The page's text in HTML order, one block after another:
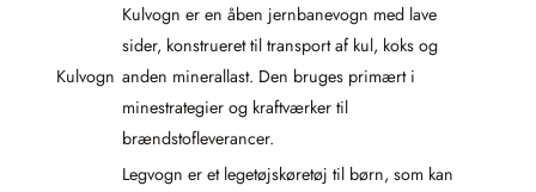
Kulvogn
Kulvogn er en åben jernbanevogn med lave
sider, konstrueret til transport af kul, koks og
anden minerallast. Den bruges primært i
minestrategier og kraftværker til
brændstofleverancer.
Legvogn er et legetøjskøretøj til børn, som kan